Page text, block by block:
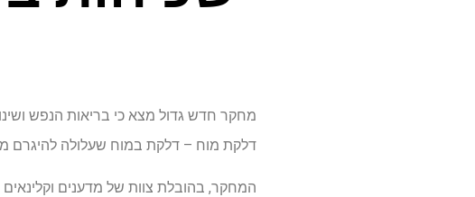
מחקר חדש גדול מצא כי בריאות הנפש
דלקת מוח – דלקת במוח שעלולה להיגרם